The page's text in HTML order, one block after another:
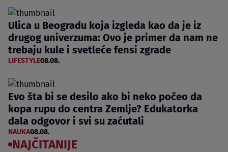
Ulica u Beogradu koja izgleda kao da je iz
drugog univerzuma: Ovo je primer da nam ne
trebaju kule i svetleće fensi zgrade
LIFESTYLE08.08.
Evo šta bi se desilo ako bi neko počeo da
kopa rupu do centra Zemlje? Edukatorka
dala odgovor i svi su zaćutali
NAUKA08.08.
NAJČITANIJE